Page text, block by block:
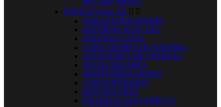
ENERGIA SOLAR  
AEROGENERADORES
BATERIAS AGM, GEL
BATERIAS LITIO.
CARGADORES DE BATERIA.
ESTACIONES DE ENERGIA.
FOCOS SOLARES.
MONITORIZACIONES
CONVERTIDORES
KITS SOLARES.
MATERIAL ELECTRICO Y